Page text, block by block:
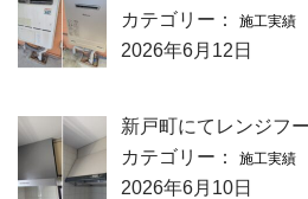
カテゴリー：
施工実績
2026年6月12日
新戸町にてレンジフ
カテゴリー：
施工実績
2026年6月10日